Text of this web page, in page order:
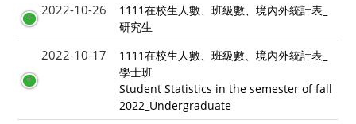
2022-10-26
1111在校生人數、班級數、境內外統計表_
研究生
2022-10-17
1111在校生人數、班級數、境內外統計表_
學士班
Student Statistics in the semester of fall
2022_Undergraduate